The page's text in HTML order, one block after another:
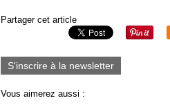
Partager cet article
S'inscrire à la newsletter
Vous aimerez aussi :